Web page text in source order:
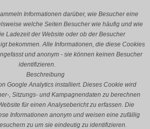
Informationen darüber, wie Besucher eine
welche Seiten Besucher wie häufig und wie
Ladezeit der Website oder ob der Besucher
bekommen. Alle Informationen, die diese Cookies
und anonym - sie können keinen Besucher
identifizieren.
Beschreibung
Google Analytics installiert. Dieses Cookie wird
, Sitzungs- und Kampagnendaten zu berechnen
für einen Analysebericht zu erfassen. Die
Informationen anonym und weisen eine zufällig
zu um sie eindeutig zu identifizieren.